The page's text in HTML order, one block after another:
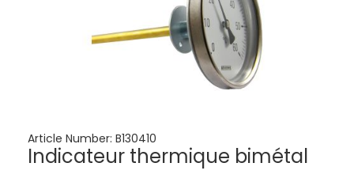
Article Number: B130410
Indicateur thermique bimétal